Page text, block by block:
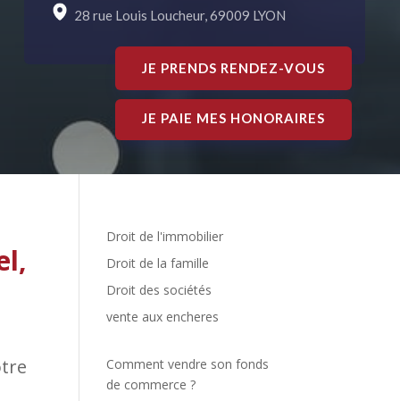
28 rue Louis Loucheur, 69009 LYON
JE PRENDS RENDEZ-VOUS
JE PAIE MES HONORAIRES
Droit de l'immobilier
Droit de la famille
Droit des sociétés
vente aux encheres
Comment vendre son fonds
de commerce ?